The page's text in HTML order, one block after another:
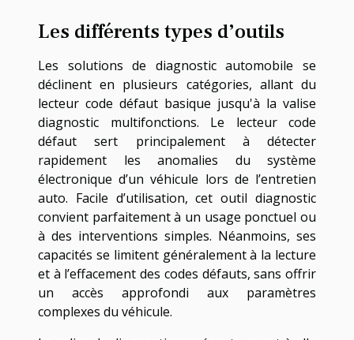
Les différents types d’outils
Les solutions de diagnostic automobile se
déclinent en plusieurs catégories, allant du
lecteur code défaut basique jusqu'à la valise
diagnostic multifonctions. Le lecteur code
défaut sert principalement à détecter
rapidement les anomalies du système
électronique d’un véhicule lors de l’entretien
auto. Facile d’utilisation, cet outil diagnostic
convient parfaitement à un usage ponctuel ou
à des interventions simples. Néanmoins, ses
capacités se limitent généralement à la lecture
et à l’effacement des codes défauts, sans offrir
un accès approfondi aux paramètres
complexes du véhicule.